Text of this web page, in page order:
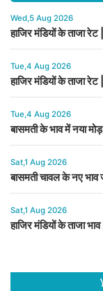
Wed,5 Aug 2026
हाजिर मंडियों के ताजा रेट
Tue,4 Aug 2026
हाजिर मंडियों के ताजा रेट
Tue,4 Aug 2026
बासमती के भाव में नया
Sat,1 Aug 2026
बासमती चावल के नए भाव
Sat,1 Aug 2026
हाजिर मंडियों के ताजा